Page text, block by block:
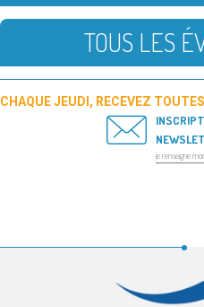
TOUS LES
CHAQUE JEUDI, RECEVEZ